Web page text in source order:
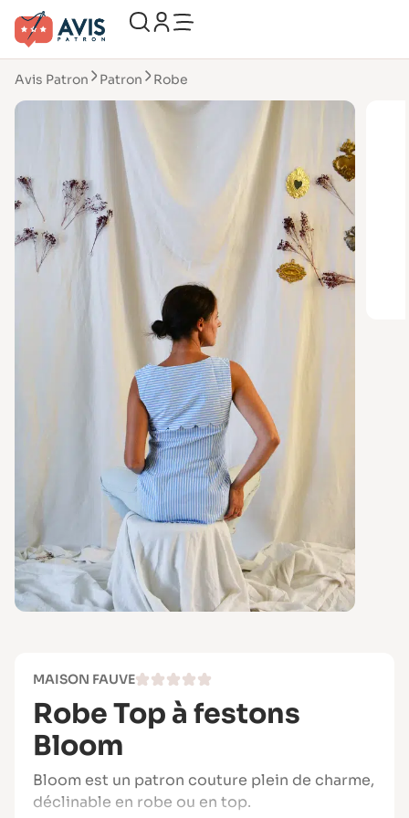
Avis Patron Patron Robe
MAISON FAUVE
Robe Top à festons
Bloom
Bloom est un patron couture plein de charme,
déclinable en robe ou en top.